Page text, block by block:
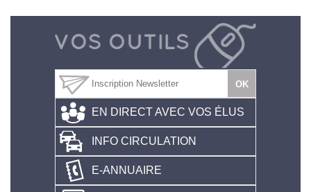
EN DIRECT AVEC VOS ÉLUS
INFO CIRCULATION
E-ANNUAIRE